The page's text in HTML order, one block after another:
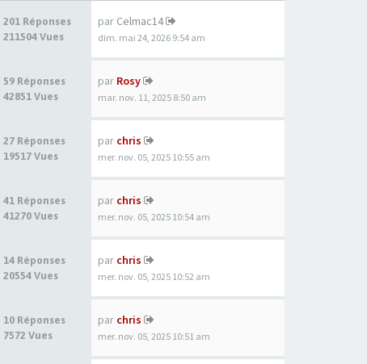
201 Réponses
211504 Vues
par Celmac14
dim. mai 24, 2026 9:54 am
59 Réponses
42851 Vues
par Rosy
mar. nov. 11, 2025 8:50 am
27 Réponses
19517 Vues
par chris
mer. nov. 05, 2025 10:55 am
41 Réponses
41270 Vues
par chris
mer. nov. 05, 2025 10:54 am
14 Réponses
20554 Vues
par chris
mer. nov. 05, 2025 10:52 am
10 Réponses
7572 Vues
par chris
mer. nov. 05, 2025 10:51 am